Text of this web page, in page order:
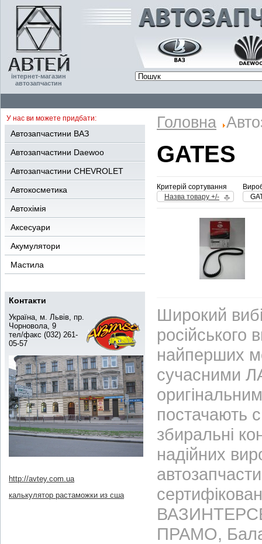
інтернет-магазин
автозапчастин
У нас ви можете придбати:
Автозапчастини ВАЗ
Автозапчастини Daewoo
Автозапчастини CHEVROLET
Автокосметика
Автохімія
Аксесуари
Акумулятори
Мастила
Контакти
Україна, м. Львів, пр.
Чорновола, 9
тел/факс (032) 261-
05-57
http://avtey.com.ua
калькулятор растаможки из сша
Головна
GATES
Критерій сортування
Назва товару +/-
Широкий
найперших
сучасними
постачають
збиральні
надійних
ПРАМО,